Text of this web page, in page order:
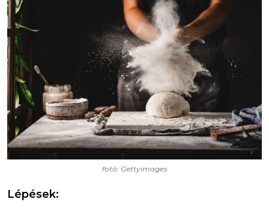
fotó: Gettyimages
Lépések: